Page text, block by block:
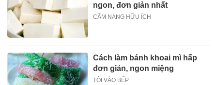
ngon, đơn giản nhất
CẨM NANG HỮU ÍCH
Cách làm bánh khoai mì hấp
đơn giản, ngon miệng
TÔI VÀO BẾP